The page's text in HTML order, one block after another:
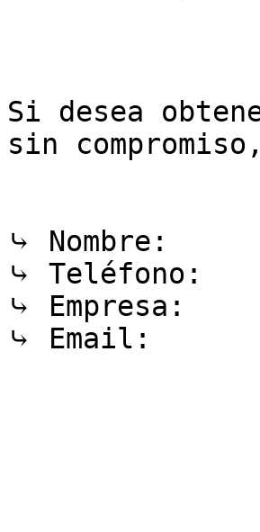
Si desea
sin
⤷ Nombre:
⤷ Teléfono:
⤷ Empresa:
⤷ Email: